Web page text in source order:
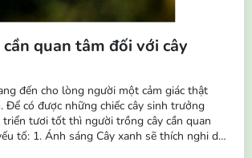
quan tâm đối với cây
đến cho lòng người một cảm giác thật
Để có được những chiếc cây sinh trưởng
triển tươi tốt thì người trồng cây cần quan
tố: 1. Ánh sáng Cây xanh sẽ thích nghi dần